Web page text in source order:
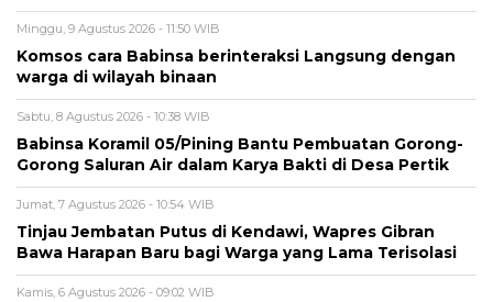
Minggu, 9 Agustus 2026 - 11:50 WIB
Komsos cara Babinsa berinteraksi Langsung dengan
warga di wilayah binaan
Sabtu, 8 Agustus 2026 - 10:38 WIB
Babinsa Koramil 05/Pining Bantu Pembuatan Gorong-
Gorong Saluran Air dalam Karya Bakti di Desa Pertik
Jumat, 7 Agustus 2026 - 10:54 WIB
Tinjau Jembatan Putus di Kendawi, Wapres Gibran
Bawa Harapan Baru bagi Warga yang Lama Terisolasi
Kamis, 6 Agustus 2026 - 09:02 WIB